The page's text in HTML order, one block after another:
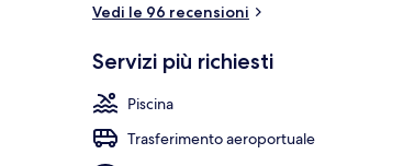
Vedi le 96 recensioni
Servizi più richiesti
Piscina
Trasferimento aeroportuale